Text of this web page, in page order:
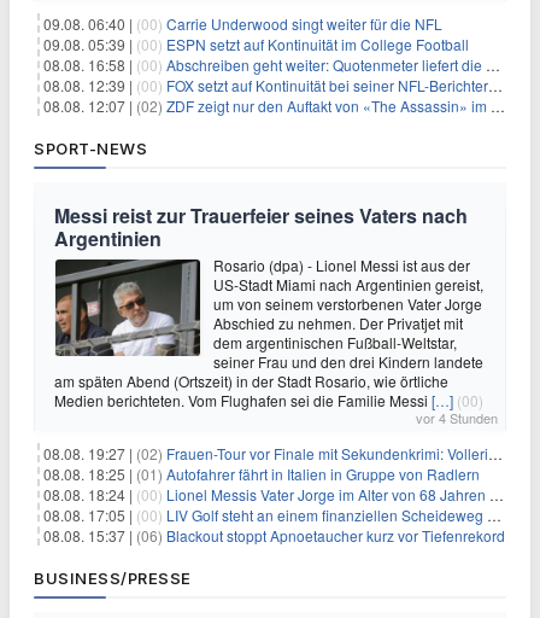
09.08. 06:40 | (00) Carrie Underwood singt weiter für die NFL
09.08. 05:39 | (00) ESPN setzt auf Kontinuität im College Football
08.08. 16:58 | (00) Abschreiben geht weiter: Quotenmeter liefert die Vorlagen
08.08. 12:39 | (00) FOX setzt auf Kontinuität bei seiner NFL-Berichterstattung
08.08. 12:07 | (02) ZDF zeigt nur den Auftakt von «The Assassin» im Fernsehen
SPORT-NEWS
Messi reist zur Trauerfeier seines Vaters nach
Argentinien
Rosario (dpa) - Lionel Messi ist aus der
US-Stadt Miami nach Argentinien gereist,
um von seinem verstorbenen Vater Jorge
Abschied zu nehmen. Der Privatjet mit
dem argentinischen Fußball-Weltstar,
seiner Frau und den drei Kindern landete
am späten Abend (Ortszeit) in der Stadt Rosario, wie örtliche
Medien berichteten. Vom Flughafen sei die Familie Messi […] (00)
vor 4 Stunden
08.08. 19:27 | (02) Frauen-Tour vor Finale mit Sekundenkrimi: Vollering in Gelb
08.08. 18:25 | (01) Autofahrer fährt in Italien in Gruppe von Radlern
08.08. 18:24 | (00) Lionel Messis Vater Jorge im Alter von 68 Jahren gestorben
08.08. 17:05 | (00) LIV Golf steht an einem finanziellen Scheideweg auf der Suche nach neuen Investitionen
08.08. 15:37 | (06) Blackout stoppt Apnoetaucher kurz vor Tiefenrekord
BUSINESS/PRESSE